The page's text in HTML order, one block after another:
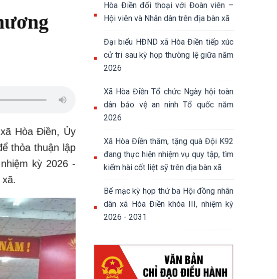
Hòa Điền, Ủy
thỏa thuận lập
kỳ 2026 -
Hòa Điền đối thoại với Đoàn viên –
Hội viên và Nhân dân trên địa bàn xã
Đại biểu HĐND xã Hòa Điền tiếp xúc
cử tri sau kỳ họp thường lệ giữa năm
2026
Xã Hòa Điền Tổ chức Ngày hội toàn
dân bảo vệ an ninh Tổ quốc năm
2026
Xã Hòa Điền thăm, tặng quà Đội K92
đang thực hiện nhiệm vụ quy tập, tìm
kiếm hài cốt liệt sỹ trên địa bàn xã
Bế mạc kỳ họp thứ ba Hội đồng nhân
dân xã Hòa Điền khóa III, nhiệm kỳ
2026 - 2031